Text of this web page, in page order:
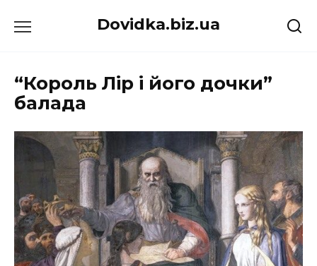
до
Dovidka.biz.ua
“Король Лір і його дочки”
балада